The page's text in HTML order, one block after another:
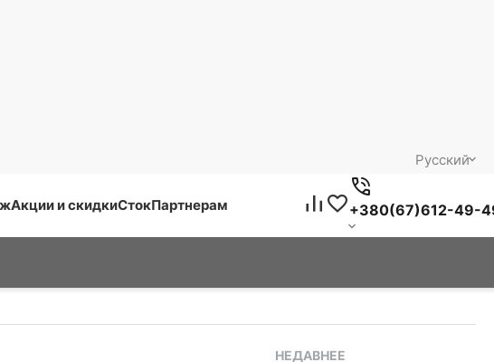
Русский
Акции и скидкиСтокПартнерам +380(67)612-49-
НЕДАВНЕЕ